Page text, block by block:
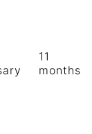
11
months